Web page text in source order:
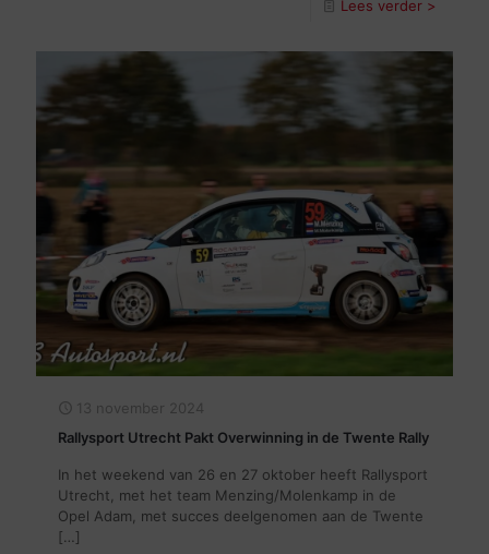
Lees verder >
13 november 2024
Rallysport Utrecht Pakt Overwinning in de Twente Rally
In het weekend van 26 en 27 oktober heeft Rallysport
Utrecht, met het team Menzing/Molenkamp in de
Opel Adam, met succes deelgenomen aan de Twente
[…]